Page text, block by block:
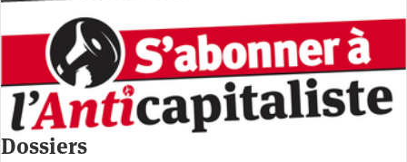
Dossiers